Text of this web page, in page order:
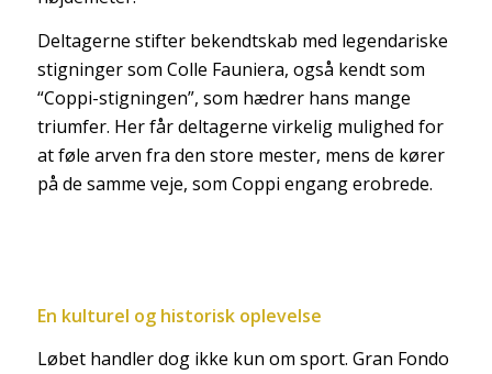
Deltagerne stifter bekendtskab med legendariske
stigninger som Colle Fauniera, også kendt som
“Coppi-stigningen”, som hædrer hans mange
triumfer. Her får deltagerne virkelig mulighed for
at føle arven fra den store mester, mens de kører
på de samme veje, som Coppi engang erobrede.
En kulturel og historisk oplevelse
Løbet handler dog ikke kun om sport. Gran Fondo